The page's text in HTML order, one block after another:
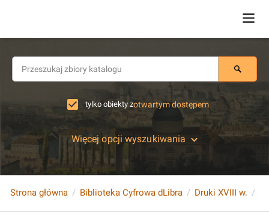
tylko obiekty zotwartym dostępem
Więcej opcji wyszukiwania
Strona główna Biblioteka Cyfrowa dLibra Druki XVIII w.